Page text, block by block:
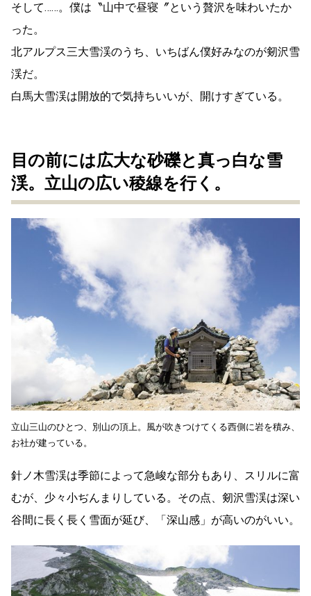
そして……。僕は〝山中で昼寝〞という贅沢を味わいたか
った。
北アルプス三大雪渓のうち、いちばん僕好みなのが剱沢雪
渓だ。
白馬大雪渓は開放的で気持ちいいが、開けすぎている。
目の前には広大な砂礫と真っ白な雪
渓。立山の広い稜線を行く。
立山三山のひとつ、別山の頂上。風が吹きつけてくる西側に岩を積み、
お社が建っている。
針ノ木雪渓は季節によって急峻な部分もあり、スリルに富
むが、少々小ぢんまりしている。その点、剱沢雪渓は深い
谷間に長く長く雪面が延び、「深山感」が高いのがいい。